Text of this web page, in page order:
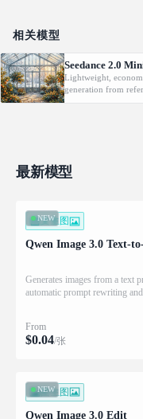
相关模型
Seedance 2.0
Lightweight,
generation from
and audio with
最新模型
NEW
文生图
Qwen Image 3.0 Text-
Generates images from a text
automatic prompt rewriting
From
$0.04/张
NEW
图生图
Qwen Image 3.0 Edit